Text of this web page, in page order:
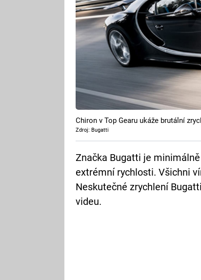
Chiron v Top Gearu ukáže brutální
Zdroj: Bugatti
Značka Bugatti je
extrémní rychlosti. Všichni
Neskutečné zrychlení
videu.